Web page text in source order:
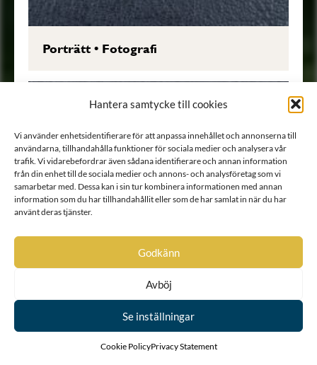
Hantera samtycke till cookies
Vi använder enhetsidentifierare för att anpassa innehållet och annonserna till
användarna, tillhandahålla funktioner för sociala medier och analysera vår
trafik. Vi vidarebefordrar även sådana identifierare och annan information
från din enhet till de sociala medier och annons- och analysföretag som vi
samarbetar med. Dessa kan i sin tur kombinera informationen med annan
information som du har tillhandahållit eller som de har samlat in när du har
använt deras tjänster.
Godkänn
Avböj
Se inställningar
Cookie PolicyPrivacy Statement
Porträtt• Fotografi